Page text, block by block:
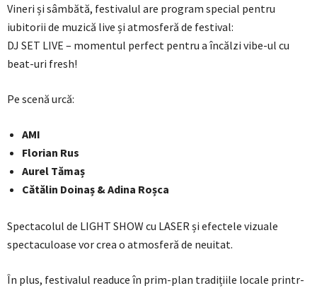
Vineri și sâmbătă, festivalul are program special pentru
iubitorii de muzică live și atmosferă de festival:
DJ SET LIVE – momentul perfect pentru a încălzi vibe-ul cu
beat-uri fresh!
Pe scenă urcă:
AMI
Florian Rus
Aurel Tămaș
Cătălin Doinaș & Adina Roșca
Spectacolul de LIGHT SHOW cu LASER și efectele vizuale
spectaculoase vor crea o atmosferă de neuitat.
În plus, festivalul readuce în prim-plan tradițiile locale printr-